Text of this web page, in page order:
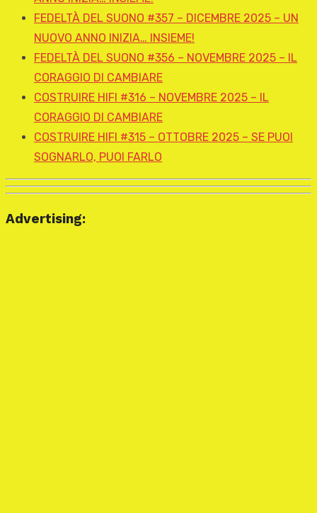
FEDELTÀ DEL SUONO #357 – DICEMBRE 2025 – UN
NUOVO ANNO INIZIA… INSIEME!
FEDELTÀ DEL SUONO #356 – NOVEMBRE 2025 – IL
CORAGGIO DI CAMBIARE
COSTRUIRE HIFI #316 – NOVEMBRE 2025 – IL
CORAGGIO DI CAMBIARE
COSTRUIRE HIFI #315 – OTTOBRE 2025 – SE PUOI
SOGNARLO, PUOI FARLO
Advertising: